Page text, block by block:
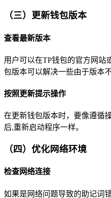
（三）更新钱包版本
查看最新版本
用户可以在TP钱包的官方网站
包版本可以解决一些由于版本
按照更新提示操作
在更新钱包版本时，要像遵循
后,重新启动程序一样。
（四）优化网络环境
检查网络连接
如果是网络问题导致的助记词